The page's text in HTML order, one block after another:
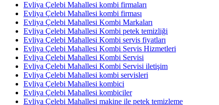
Evliya Çelebi Mahallesi kombi firmaları
Evliya Çelebi Mahallesi kombi firması
Evliya Çelebi Mahallesi Kombi Markaları
Evliya Çelebi Mahallesi Kombi petek temizliği
Evliya Çelebi Mahallesi Kombi servis fiyatları
Evliya Çelebi Mahallesi Kombi Servis Hizmetleri
Evliya Çelebi Mahallesi Kombi Servisi
Evliya Çelebi Mahallesi Kombi Servisi iletişim
Evliya Çelebi Mahallesi kombi servisleri
Evliya Çelebi Mahallesi kombici
Evliya Çelebi Mahallesi kombiciler
Evliya Çelebi Mahallesi makine ile petek temizleme